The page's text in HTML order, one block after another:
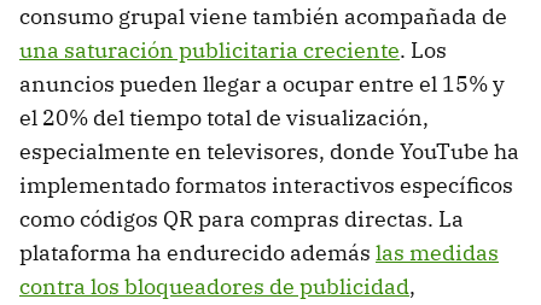
consumo grupal viene también acompañada de
una saturación publicitaria creciente. Los
anuncios pueden llegar a ocupar entre el 15% y
el 20% del tiempo total de visualización,
especialmente en televisores, donde YouTube ha
implementado formatos interactivos específicos
como códigos QR para compras directas. La
plataforma ha endurecido además las medidas
contra los bloqueadores de publicidad,